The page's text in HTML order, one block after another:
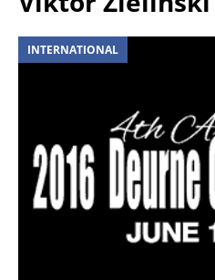
INTERNATIONAL